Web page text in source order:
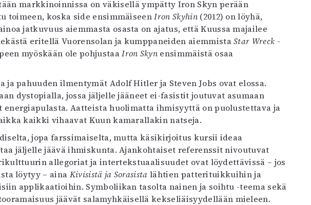
markkinoinnissa on väkisellä ympätty Iron Skyn perään
toimeen, koska side ensimmäiseenIron Skyhin(2012) on löyhä,
jatkuvuus aiemmasta osasta on ajatus, että Kuussa majailee
eritellä Vuorensolan ja kumppaneiden aiemmistaStar Wreck -
myöskään ole pohjustaaIron Skyn ensimmäistä osaa
ja pahuuden ilmentymät Adolf Hitler ja Steven Jobs ovat elossa.
dystopialla, jossa jäljelle jääneet ei-fasistit joutuvat asumaan
energiapulasta. Aatteista huolimatta ihmisyyttä on puolustettava ja
kaikki vihaavat Kuun kamarallakin natseja.
jopa farssimaiselta, mutta käsikirjoitus kursii ideaa
jäljelle jäävä ihmiskunta. Ajankohtaiset referenssit nivoutuvat
allegoriat ja intertekstuaalisuudet ovat löydettävissä – jos
löytyy – aina Kivisistä ja Sorasista lähtien patterituikkuihin ja
applikaatioihin. Symboliikan tasolta nainen ja soihtu -teema sekä
jäävät salamyhkäisellä kekseliäisyydellään mieleen.